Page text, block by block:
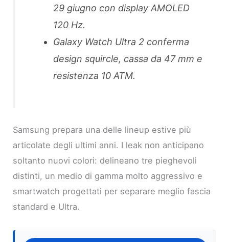
29 giugno con display AMOLED
120 Hz.
Galaxy Watch Ultra 2 conferma
design squircle, cassa da 47 mm e
resistenza 10 ATM.
Samsung prepara una delle lineup estive più
articolate degli ultimi anni. I leak non anticipano
soltanto nuovi colori: delineano tre pieghevoli
distinti, un medio di gamma molto aggressivo e
smartwatch progettati per separare meglio fascia
standard e Ultra.